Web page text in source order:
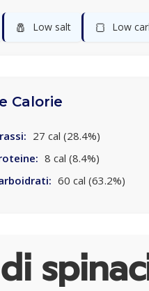
🧂 Low salt 🍞 Low
Calorie
27 cal (28.4%)
8 cal (8.4%)
60 cal (63.2%)